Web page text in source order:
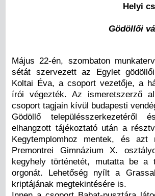
Helyi
Gödöllői
Május 22-én, szombaton
sétát szervezett az Egylet
Koltai Éva, a csoport vezetője, a
írói végezték. Az ismeretszerző
csoport tagjain kívül budapesti
Gödöllő településszerkezetéről
elhangzott tájékoztató után a
Kegytemplomhoz mentek, és
Premontrei Gimnázium X.
kegyhely történetét, mutatta be a
orgonát. Lehetőség nyílt a
kriptájának megtekintésére is.